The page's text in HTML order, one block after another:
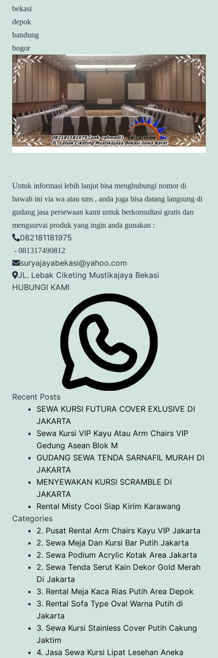
bekasi
depok
bandung
bogor
Untuk informasi lebih lanjut bisa menghubungi nomor di
bawah ini via wa atau sms , anda juga bisa datang langsung di
gudang jasa persewaan kami untuk berkonsultasi gratis dan
mengsurvai produk yang ingin anda gunakan :
082181181975
- 081317490812
suryajayabekasi@yahoo.com
JL. Lebak Ciketing Mustikajaya Bekasi
HUBUNGI KAMI
Recent Posts
SEWA KURSI FUTURA COVER EXLUSIVE DI
JAKARTA
Sewa Kursi VIP Kayu Atau Arm Chairs VIP
Gedung Asean Blok M
GUDANG SEWA TENDA SARNAFIL MURAH DI
JAKARTA
MENYEWAKAN KURSI SCRAMBLE DI
JAKARTA
Rental Misty Cool Siap Kirim Karawang
Categories
2. Pusat Rental Arm Chairs Kayu VIP Jakarta
2. Sewa Meja Dan Kursi Bar Putih Jakarta
2. Sewa Podium Acrylic Kotak Area Jakarta
2. Sewa Tenda Serut Kain Dekor Gold Merah
Di Jakarta
3. Rental Meja Kaca Rias Putih Area Depok
3. Rental Sofa Type Oval Warna Putih di
Jakarta
3. Sewa Kursi Stainless Cover Putih Cakung
Jaktim
4. Jasa Sewa Kursi Lipat Lesehan Aneka